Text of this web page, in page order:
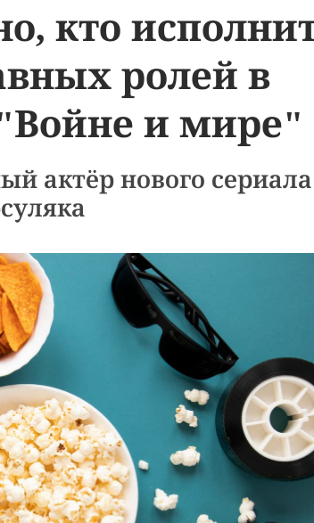
кто
ролей в
и мире"
актёр нового сериала